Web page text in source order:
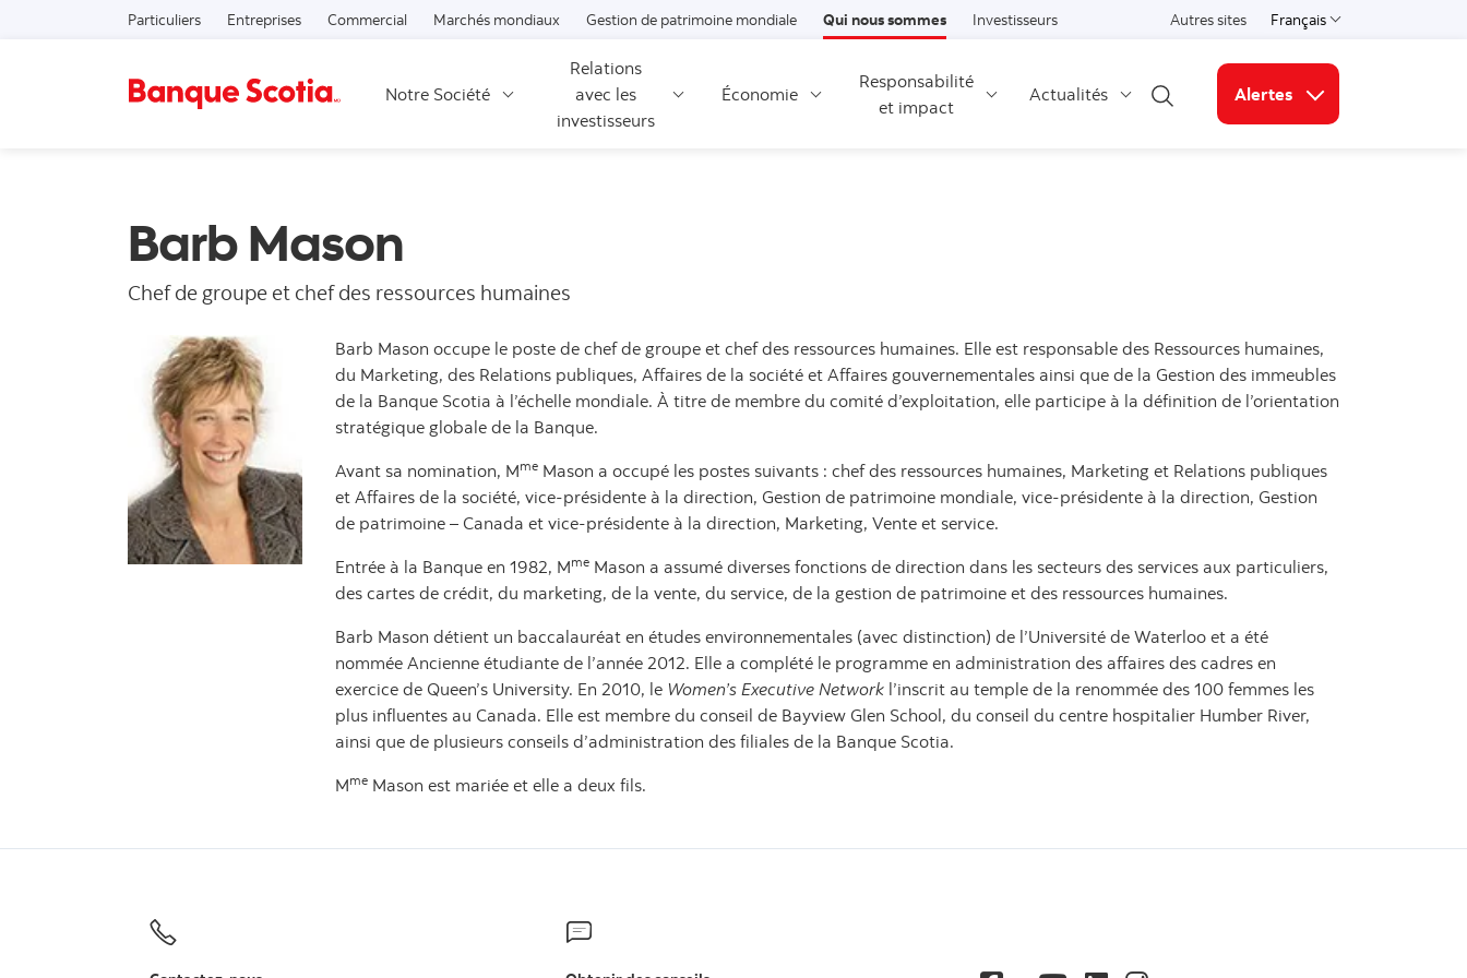
Passer au contenu
Particuliers Entreprises Commercial Marchés mondiaux Gestion de patrimoine mondiale Qui nous sommes Investisseurs Autres sites Français
Select a language
Notre Société
Relations
avec les
investisseurs
Économie
Responsabilité
et impact
Actualités
Open search
Alertes
Liens connexes
Barb Mason
Chef de groupe et chef des ressources humaines
Barb Mason occupe le poste de chef de groupe et chef des ressources humaines. Elle est responsable des Ressources humaines,
du Marketing, des Relations publiques, Affaires de la société et Affaires gouvernementales ainsi que de la Gestion des immeubles
de la Banque Scotia à l’échelle mondiale. À titre de membre du comité d’exploitation, elle participe à la définition de l’orientation
stratégique globale de la Banque.
Avant sa nomination, Mme Mason a occupé les postes suivants : chef des ressources humaines, Marketing et Relations publiques
et Affaires de la société, vice-présidente à la direction, Gestion de patrimoine mondiale, vice-présidente à la direction, Gestion
de patrimoine – Canada et vice-présidente à la direction, Marketing, Vente et service.
Entrée à la Banque en 1982, Mme Mason a assumé diverses fonctions de direction dans les secteurs des services aux particuliers,
des cartes de crédit, du marketing, de la vente, du service, de la gestion de patrimoine et des ressources humaines.
Barb Mason détient un baccalauréat en études environnementales (avec distinction) de l’Université de Waterloo et a été
nommée Ancienne étudiante de l’année 2012. Elle a complété le programme en administration des affaires des cadres en
exercice de Queen’s University. En 2010, le Women’s Executive Network l’inscrit au temple de la renommée des 100 femmes les
plus influentes au Canada. Elle est membre du conseil de Bayview Glen School, du conseil du centre hospitalier Humber River,
ainsi que de plusieurs conseils d’administration des filiales de la Banque Scotia.
Mme Mason est mariée et elle a deux fils.